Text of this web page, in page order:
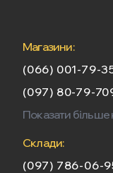
Магазини:
(066) 001-79-
(097) 80-79-
Показати більше
Склади:
(097) 786-06-